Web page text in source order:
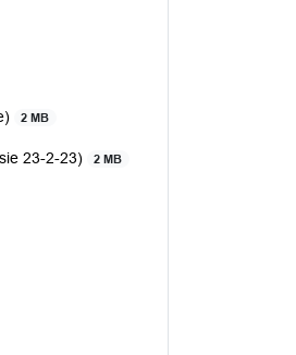
2 MB
23-2-23) 2 MB